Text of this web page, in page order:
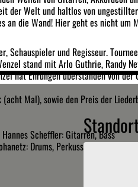
der Welt und haltlos von
an die Wand! Hier geht es nicht um
Schauspieler und Regisseur.
stand mit Arlo Guthrie, Randy
hat Ehrungen überstanden von der
Mal), sowie den Preis der
Scheffler: Gitarren, Bass
Drums, Perkussion